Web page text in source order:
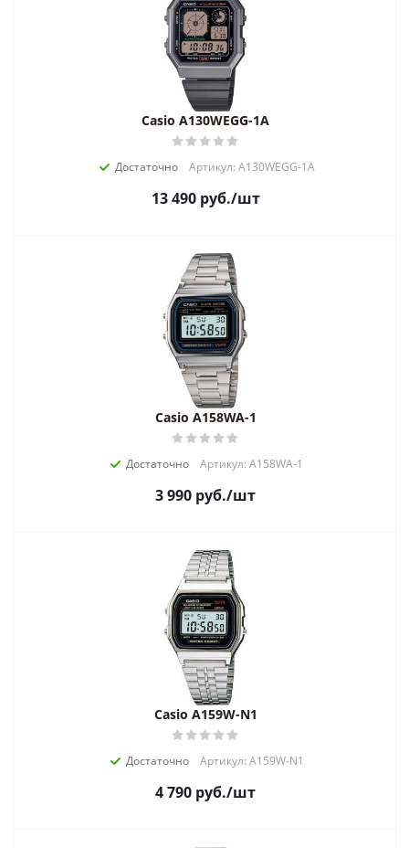
Casio A130WEGG-1A
Достаточно Артикул: A130WEGG-1A
13 490руб./шт
Casio A158WA-1
Достаточно Артикул: A158WA-1
3 990 руб./шт
Casio A159W-N1
Достаточно Артикул: A159W-N1
4 790 руб./шт